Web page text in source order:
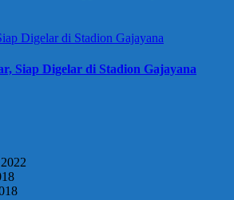
Siap Digelar di Stadion Gajayana